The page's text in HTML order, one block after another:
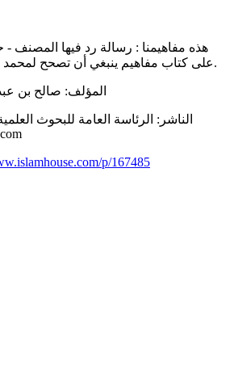
هذه مفاهيمنا : رسالة رد فيها المصنف -
على كتاب مفاهيم ينبغي أن تصحح لمحمد بن علوي المالكي.
المؤلف: صالح بن
الناشر: الرئاسة العامة للبحوث
p/167485